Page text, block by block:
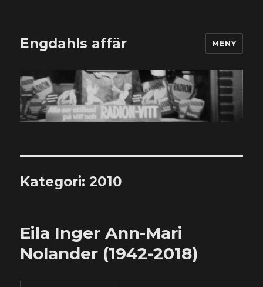
Engdahls affär MENY
Kategori:2010
Eila Inger Ann-Mari
Nolander (1942-2018)